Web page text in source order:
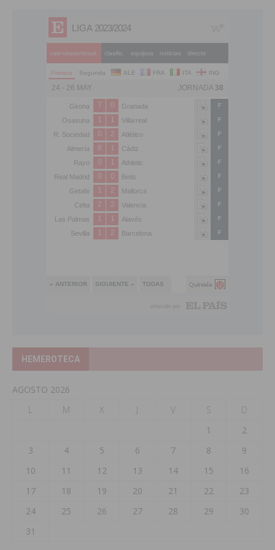
HEMEROTECA
AGOSTO 2026
L
M X J V S
D
1
2
3
4 5 6 7 8
9
10
11 12 13 14 15
16
17
18 19 20 21 22
23
24
25 26 27 28 29
30
31